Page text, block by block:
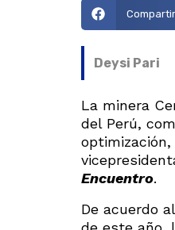
Deysi Pari
La minera
del Perú,
Encuentro.
De acuerdo